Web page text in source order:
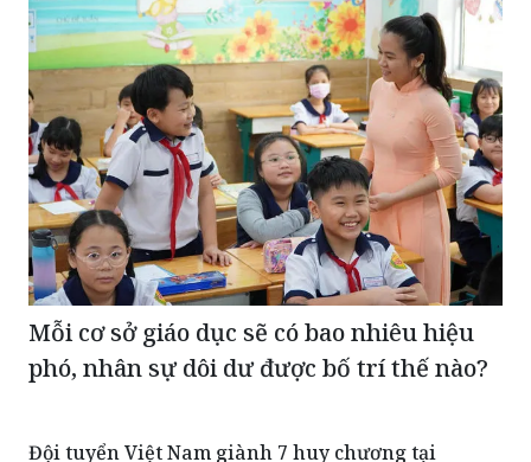
Mỗi cơ sở giáo dục sẽ có bao nhiêu hiệu
phó, nhân sự dôi dư được bố trí thế nào?
Đội tuyển Việt Nam giành 7 huy chương tại